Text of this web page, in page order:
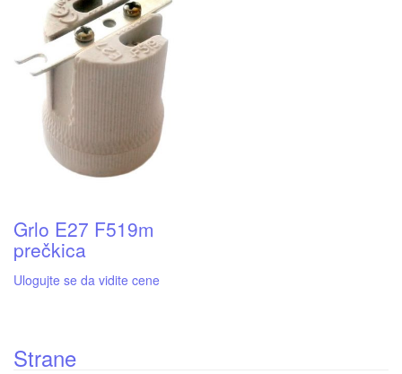
Grlo E27 F519m
prečkica
Ulogujte se da vidite cene
Strane